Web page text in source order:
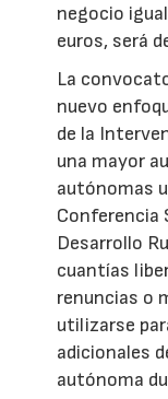
negocio
euros, será
La
nuevo
de la
una mayor
autónomas
Conferencia
Desarrollo
cuantías
renuncias o
utilizarse
adicionales
autónoma